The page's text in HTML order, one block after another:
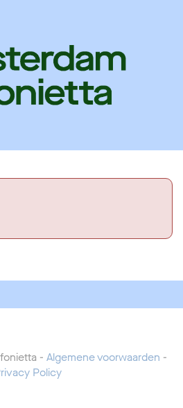
- Algemene voorwaarden -
Policy